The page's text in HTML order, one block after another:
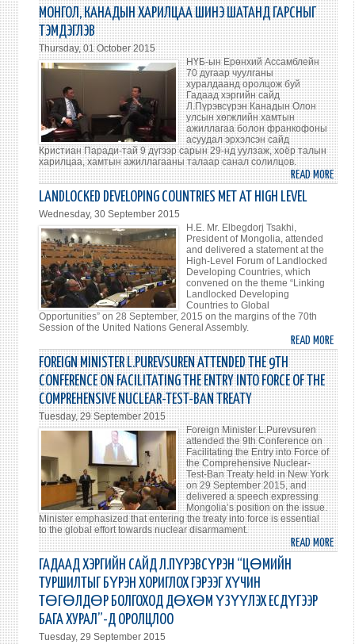
AND
A
NEW
МОНГОЛ, КАНАДЫН ХАРИЛЦАА ШИНЭ ШАТАНД ГАРСНЫГ
ТЭМДЭГЛЭВ
Thursday, 01 October 2015
НҮБ-ын Ерөнхий Ассамблейн
70 дугаар чуулганы
хуралдаанд оролцож буй
Гадаад хэргийн сайд
Л.Пүрэвсүрэн Канадын Олон
улсын хөгжлийн хамтын
ажиллагаа болон франкофоны
асуудал эрхэлсэн сайд
Кристиан Паради-тай 9 дүгээр сарын 29-нд уулзаж, хоёр талын
харилцаа, хамтын ажиллагааны талаар санал солилцов.
READ MORE
LANDLOCKED DEVELOPING COUNTRIES MET AT HIGH LEVEL
Wednesday, 30 September 2015
H.E. Mr. Elbegdorj Tsakhi,
President of Mongolia, attended
and delivered a statement at the
High-Level Forum of Landlocked
Developing Countries, which
convened on the theme “Linking
Landlocked Developing
Countries to Global
Opportunities” on 28 September, 2015 on the margins of the 70th
Session of the United Nations General Assembly.
READ MORE
MET
AT
HIGH
LEVEL
FOREIGN MINISTER L.PUREVSUREN ATTENDED THE 9TH
CONFERENCE ON FACILITATING THE ENTRY INTO FORCE OF THE
COMPREHENSIVE NUCLEAR-TEST-BAN TREATY
Tuesday, 29 September 2015
Foreign Minister L.Purevsuren
attended the 9th Conference on
Facilitating the Entry into Force of
the Comprehensive Nuclear-
Test-Ban Treaty held in New York
on 29 September 2015, and
delivered a speech expressing
Mongolia’s position on the issue.
Minister emphasized that entering the treaty into force is essential
to the global effort towards nuclear disarmament.
READ MORE
ГАДААД ХЭРГИЙН САЙД Л.ПҮРЭВСҮРЭН “ЦӨМИЙН
ТУРШИЛТЫГ БҮРЭН ХОРИГЛОХ ГЭРЭЭГ ХҮЧИН
ТӨГӨЛДӨР БОЛГОХОД ДӨХӨМ ҮЗҮҮЛЭХ ЕСДҮГЭЭР
БАГА ХУРАЛ”-Д ОРОЛЦЛОО
Tuesday, 29 September 2015